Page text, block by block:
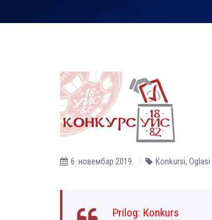
6. новембар 2019. Konkursi,
Prilog: Кonkurs